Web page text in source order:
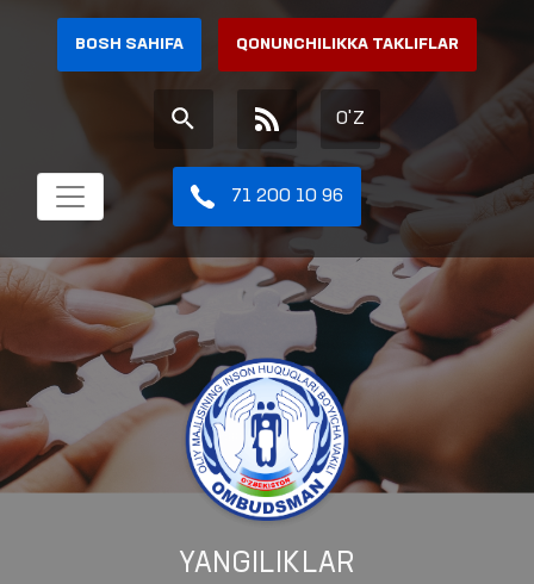
BOSH SAHIFA QONUNCHILIKKA TAKLIFLAR
O'Z
71 200 10 96
YANGILIKLAR